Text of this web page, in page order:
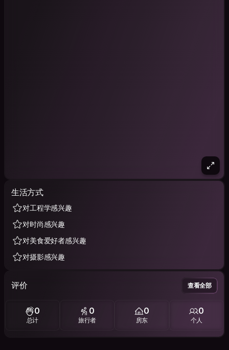
生活方式
对工程学感兴趣
对时尚感兴趣
对美食爱好者感兴趣
对摄影感兴趣
评价 查看全部
0
总计
0
旅行者
0
房东
0
个人